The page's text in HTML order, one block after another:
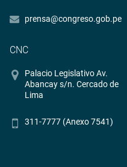
prensa@congreso.gob.pe
CNC
Palacio Legislativo Av.
Abancay s/n. Cercado de
Lima
311-7777 (Anexo 7541)